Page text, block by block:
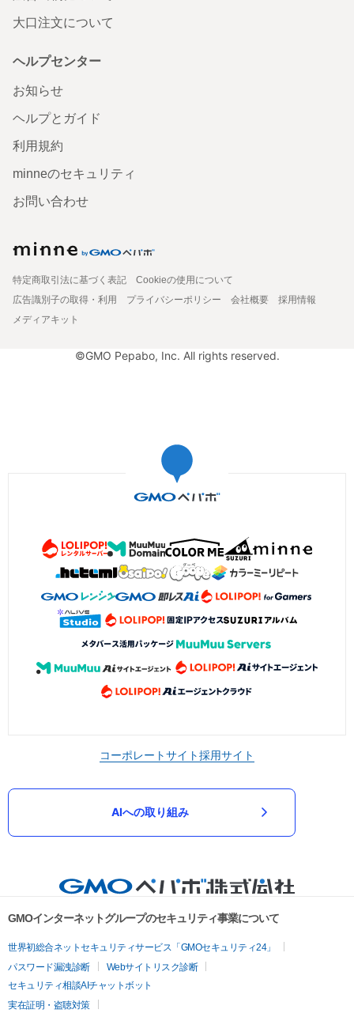
大口注文について
ヘルプセンター
お知らせ
ヘルプとガイド
利用規約
minneのセキュリティ
お問い合わせ
特定商取引法に基づく表記
Cookieの使用について
広告識別子の取得・利用
プライバシーポリシー 会社概要
採用情報
メディアキット
©GMO Pepabo, Inc. All rights reserved.
コーポレートサイト採用サイト
AIへの取り組み
GMOインターネットグループのセキュリティ事業について
世界初総合ネットセキュリティサービス「GMOセキュリティ24」
パスワード漏洩診断
Webサイトリスク診断
セキュリティ相談AIチャットボット
実在証明・盗聴対策